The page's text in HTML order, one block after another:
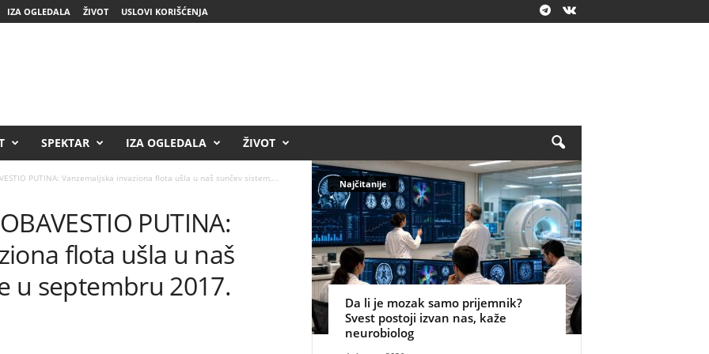
IZA OGLEDALA ŽIVOT USLOVI KORIŠĆENJA
SPEKTAR IZA OGLEDALA ŽIVOT
PUTINA: Vanzemaljska invaziona flota ušla u naš sunčev sistem,...
PUTINA:
flota ušla u naš
u septembru 2017.
Najčitanije
Da li je mozak samo prijemnik?
Svest postoji izvan nas, kaže
neurobiolog